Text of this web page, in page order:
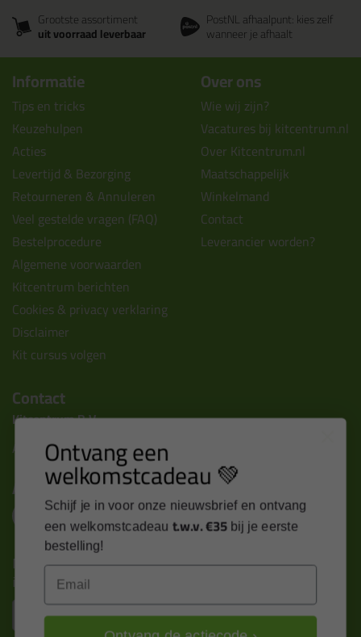
Grootste assortiment
uit voorraad leverbaar
PostNL afhaalpunt: kies zelf
wanneer je afhaalt
Informatie
Tips en tricks
Keuzehulpen
Acties
Levertijd & Bezorging
Retourneren & Annuleren
Veel gestelde vragen (FAQ)
Bestelprocedure
Algemene voorwaarden
Kitcentrum berichten
Cookies & privacy verklaring
Disclaimer
Kit cursus volgen
Over ons
Wie wij zijn?
Vacatures bij kitcentrum.nl
Over Kitcentrum.nl
Maatschappelijk
Winkelmand
Contact
Leverancier worden?
Contact
Kitcentrum B.V.
Alle contactgegevens >
Altijd op de hoogte blijven?
Nieuws, tips en exclusieve deals rechtstreeks in je
inbox
Ontvang een
welkomstcadeau 💚
Schijf je in voor onze nieuwsbrief en ontvang
een welkomstcadeau t.w.v. €35 bij je eerste
bestelling!